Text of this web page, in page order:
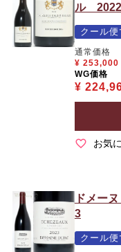
ル 2022
クール
通常価格
¥ 253,000
WG価格
¥
お気
ドメー
3
クール